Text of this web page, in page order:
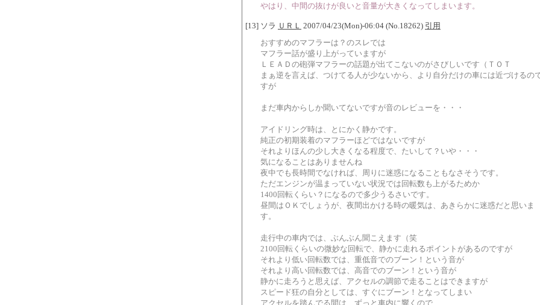
やはり、中間の抜けが良いと音量が大きくなってしまいます。
[13] ソラ ＵＲＬ 2007/04/23(Mon)-06:04 (No.18262) 引用
おすすめのマフラーは？のスレでは
マフラー話が盛り上がっていますが
ＬＥＡＤの砲弾マフラーの話題が出てこないのがさびしいです（ＴＯＴ
まぁ逆を言えば、つけてる人が少ないから、より自分だけの車には近づけるの
すが
まだ車内からしか聞いてないですが音のレビューを・・・
アイドリング時は、とにかく静かです。
純正の初期装着のマフラーほどではないですが
それよりほんの少し大きくなる程度で、たいして？いや・・・
気になることはありませんね
夜中でも長時間でなければ、周りに迷惑になることもなさそうです。
ただエンジンが温まっていない状況では回転数も上がるためか
1400回転くらい？になるので多少うるさいです。
昼間はＯＫでしょうが、夜間出かける時の暖気は、あきらかに迷惑だと思いま
す。
走行中の車内では、ぶんぶん聞こえます（笑
2100回転くらいの微妙な回転で、静かに走れるポイントがあるのですが
それより低い回転数では、重低音でのブーン！という音が
それより高い回転数では、高音でのブーン！という音が
静かに走ろうと思えば、アクセルの調節で走ることはできますが
スピード狂の自分としては、すぐにブーン！となってしまい
アクセルを踏んでる間は、ずっと車内に響くので